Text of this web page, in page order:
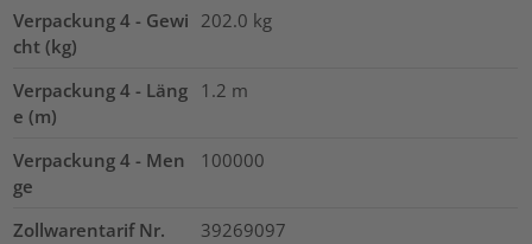
Verpackung 4 - Gewi
cht (kg)
202.0 kg
Verpackung 4 - Läng
e (m)
1.2 m
Verpackung 4 - Men
ge
100000
Zollwarentarif Nr. 39269097